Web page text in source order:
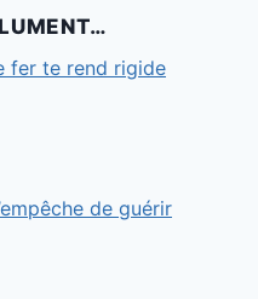
fer te rend rigide
de guérir